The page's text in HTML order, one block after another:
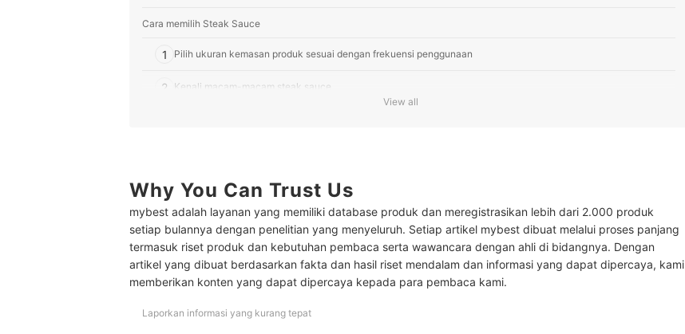
Cara memilih Steak Sauce
1 Pilih ukuran kemasan produk sesuai dengan frekuensi penggunaan
2 Kenali macam-macam steak sauce
Peringkat Steak Sauce Terbaik
View all
Why You Can Trust Us
mybest adalah layanan yang memiliki database produk dan meregistrasikan lebih dari 2.000 produk
setiap bulannya dengan penelitian yang menyeluruh. Setiap artikel mybest dibuat melalui proses panjang
termasuk riset produk dan kebutuhan pembaca serta wawancara dengan ahli di bidangnya. Dengan
artikel yang dibuat berdasarkan fakta dan hasil riset mendalam dan informasi yang dapat dipercaya, kami
memberikan konten yang dapat dipercaya kepada para pembaca kami.
Laporkan informasi yang kurang tepat